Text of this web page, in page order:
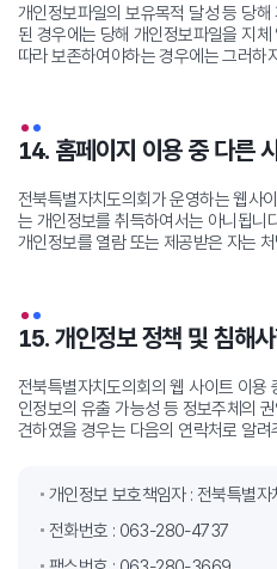
개인정보파일의 보유목적 달성 등 당
된 경우에는 당해 개인정보파일을 지체
따라 보존하여야하는 경우에는 그러하
14. 홈페이지 이용 중 다른
전북특별자치도의회가 운영하는 웹사
는 개인정보를 취득하여서는 아니됩니
개인정보를 열람 또는 제공받은 자는
15. 개인정보 정책 및 침해
전북특별자치도의회의 웹 사이트 이용
인정보의 유출 가능성 등 정보주체의
견하였을 경우는 다음의 연락처로 알려
개인정보 보호책임자 : 전북특별
전화번호 : 063-280-4737